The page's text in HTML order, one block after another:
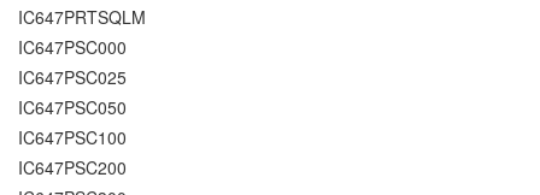
IC647PRTSQLM
IC647PSC000
IC647PSC025
IC647PSC050
IC647PSC100
IC647PSC200